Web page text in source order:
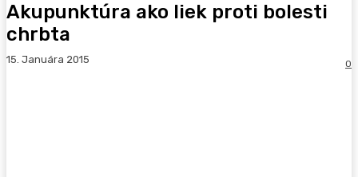
Akupunktúra ako liek proti bolesti
chrbta
15. Januára 2015 0